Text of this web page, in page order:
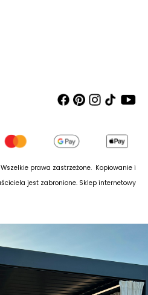
Wszelkie prawa zastrzeżone. Kopiowanie i
jest zabronione. Sklep internetowy